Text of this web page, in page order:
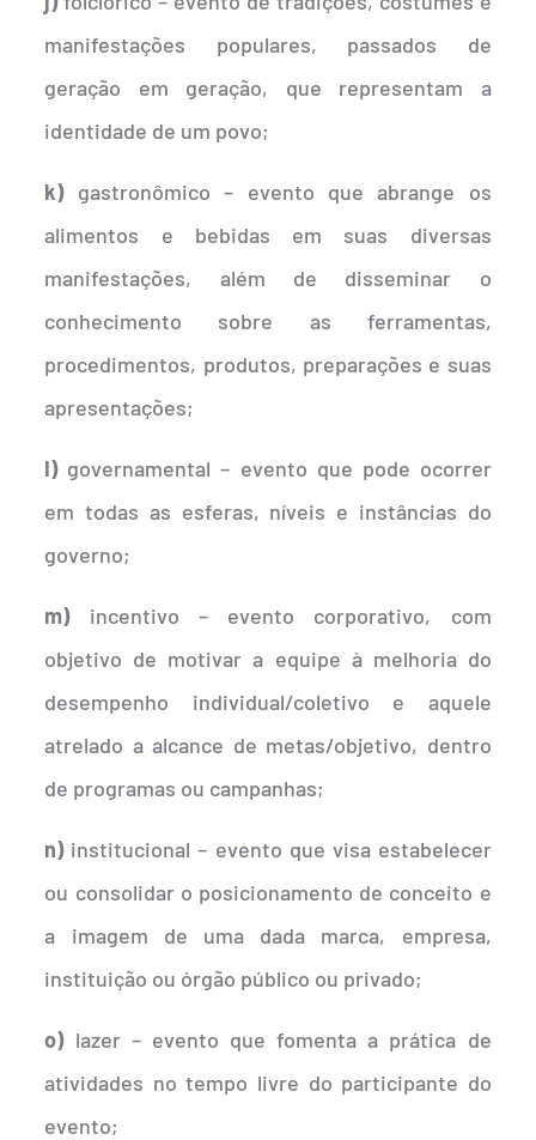
manifestações populares, passados de
geração em geração, que representam a
identidade de um povo;
k)gastronômico – evento que abrange os
alimentos e bebidas em suas diversas
manifestações, além de disseminar o
conhecimento sobre as ferramentas,
procedimentos, produtos, preparações e suas
apresentações;
I)governamental – evento que pode ocorrer
em todas as esferas, níveis e instâncias do
governo;
m)incentivo – evento corporativo, com
objetivo de motivar a equipe à melhoria do
desempenho individual/coletivo e aquele
atrelado a alcance de metas/objetivo, dentro
de programas ou campanhas;
n)institucional – evento que visa estabelecer
ou consolidar o posicionamento de conceito e
a imagem de uma dada marca, empresa,
instituição ou órgão público ou privado;
o)lazer – evento que fomenta a prática de
atividades no tempo livre do participante do
evento;